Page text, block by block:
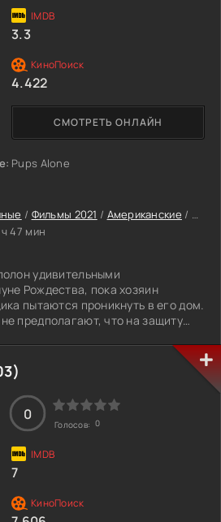
Pups Alone
/ Фильмы 2021 / Американские /
ч 47 мин
удивительными
Рождества, пока хозяин
пытаются проникнуть в его дом.
предполагают, что на защиту
гаджетами.
СМОТРЕТЬ ОНЛАЙН
3.3
4.422
0
Голосов: 0
7